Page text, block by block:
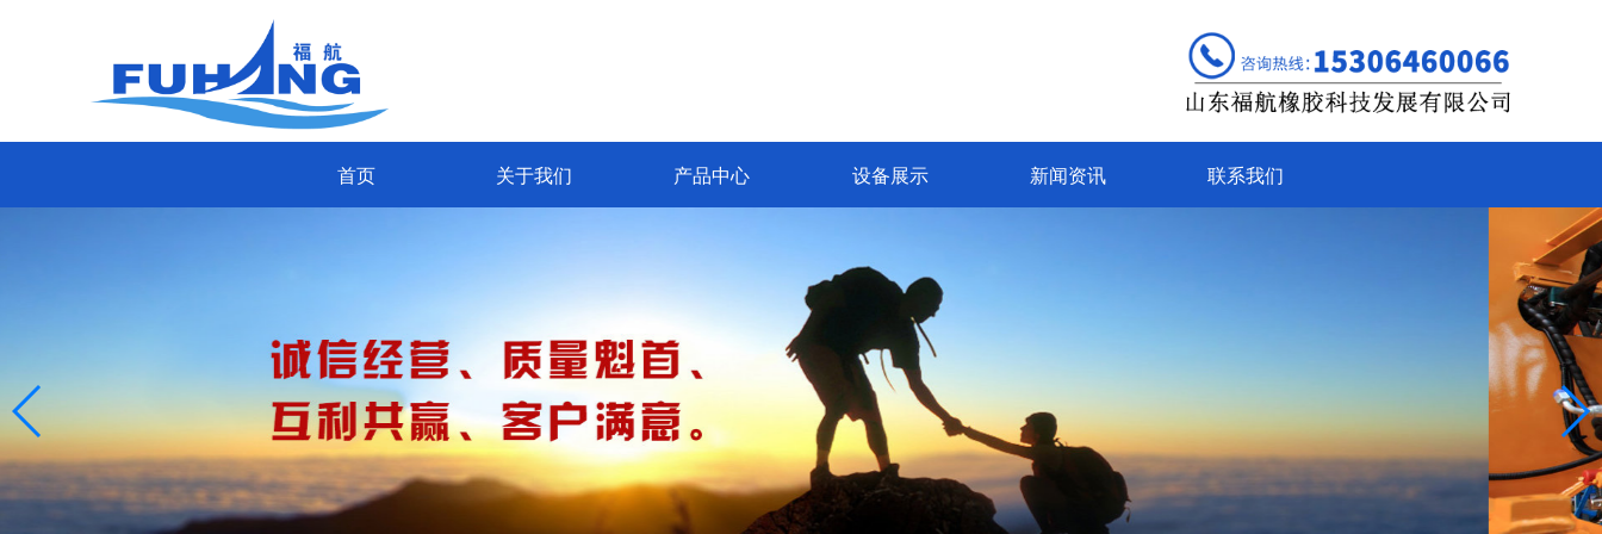
首页 关于我们 产品中心 设备展示 新闻资讯 联系我们